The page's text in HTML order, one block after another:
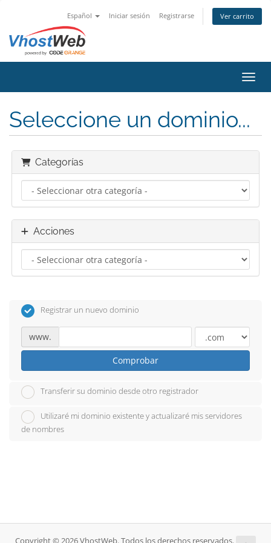
Español Iniciar sesión Registrarse Ver carrito
Seleccione un dominio...
Categorías
Acciones
Registrar un nuevo dominio
www.
Comprobar
Transferir su dominio desde otro registrador
Utilizaré mi dominio existente y actualizaré mis servidores
de nombres
Copyright © 2026 VhostWeb. Todos los derechos reservados.